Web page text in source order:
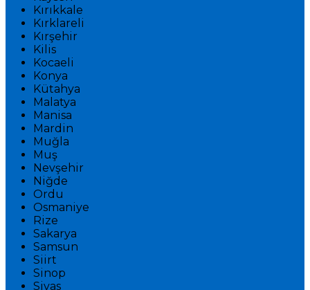
Kırıkkale
Kırklareli
Kırşehir
Kilis
Kocaeli
Konya
Kütahya
Malatya
Manisa
Mardin
Muğla
Muş
Nevşehir
Niğde
Ordu
Osmaniye
Rize
Sakarya
Samsun
Siirt
Sinop
Sivas